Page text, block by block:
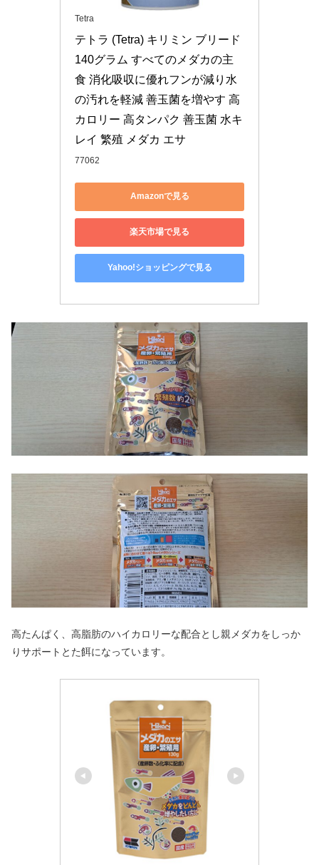
Tetra
テトラ (Tetra) キリミン ブリード
140グラム すべてのメダカの主
食 消化吸収に優れフンが減り水
の汚れを軽減 善玉菌を増やす 高
カロリー 高タンパク 善玉菌 水キ
レイ 繁殖 メダカ エサ
77062
Amazonで見る
楽天市場で見る
Yahoo!ショッピングで見る
高たんぱく、高脂肪のハイカロリーな配合とし親メダカをしっか
りサポートとた餌になっています。